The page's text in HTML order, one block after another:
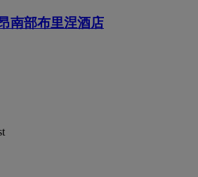
南部布里涅酒店